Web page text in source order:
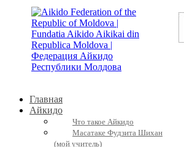
Главная
Айкидо
Что такое Айкидо
Масатаке Фудзита Шихан
(мой учитель)